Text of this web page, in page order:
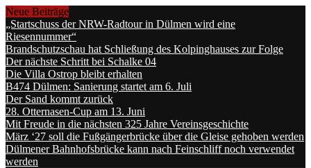
Neue Beiträge
„Startschuss der NRW-Radtour in Dülmen wird eine
Riesennummer“
Brandschutzschau hat Schließung des Kolpinghauses zur Folge
Der nächste Schritt bei Schalke 04
Die Villa Ostrop bleibt erhalten
B474 Dülmen: Sanierung startet am 6. Juli
Der Sand kommt zurück
28. Otternasen-Cup am 13. Juni
Mit Freude in die nächsten 325 Jahre Vereinsgeschichte
März ‘27 soll die Fußgängerbrücke über die Gleise gehoben werden
Dülmener Bahnhofsbrücke kann nach Feinschliff noch verwendet
werden